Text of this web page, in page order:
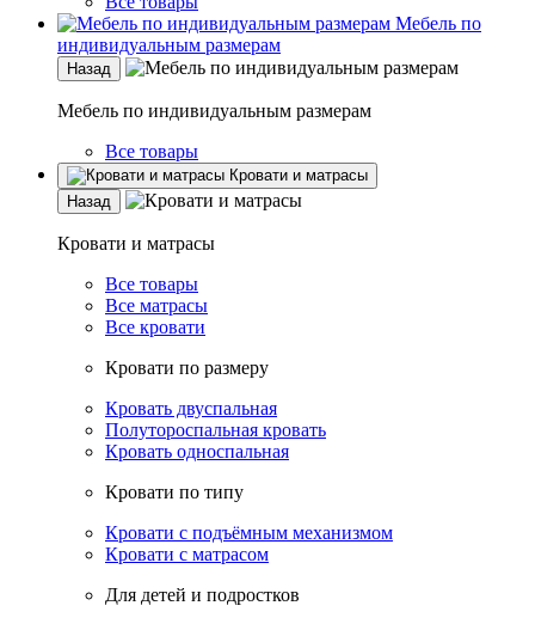
Мебель по
индивидуальным размерам
Назад
Мебель по индивидуальным размерам
Все товары
Кровати и матрасы
Назад
Кровати и матрасы
Все товары
Все матрасы
Все кровати
Кровати по размеру
Кровать двуспальная
Полутороспальная кровать
Кровать односпальная
Кровати по типу
Кровати с подъёмным механизмом
Кровати с матрасом
Для детей и подростков